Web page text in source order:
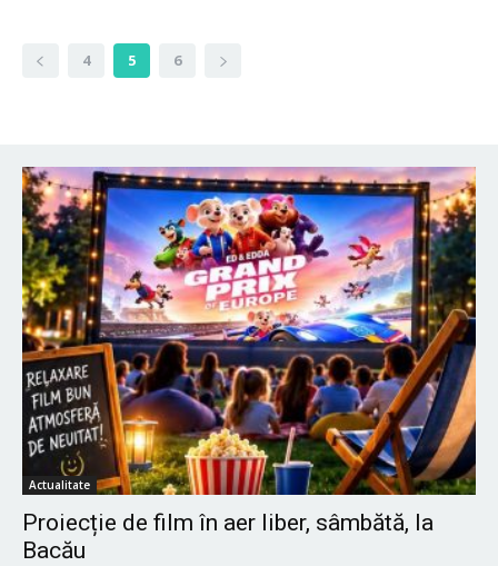
4 5 6
Actualitate
Proiecție de film în aer liber, sâmbătă, la
Bacău